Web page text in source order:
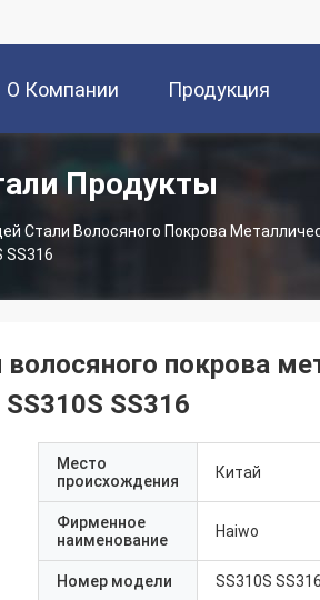
О Компании Продукция
Продукты
Стали Волосяного Покрова
покрова
SS316
Место
происхождения
Китай
Фирменное
наименование
Haiwo
Номер модели SS310S SS316